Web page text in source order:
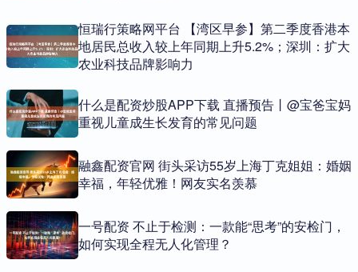
恒瑞行策略网平台 【湾区早参】第二季度香港本
地居民总收入较上年同期上升5.2%；深圳：扩大
农业科技品牌影响力
什么是配资炒股APP下载 直播预告丨@宝爸宝妈
重视儿童成生长发育的常见问题
融鑫配资官网 街头采访55岁上海丁克姐姐：婚姻
幸福，年轻优雅！网友实名羡慕
一号配资 不止于检测：一款能“思考”的安检门，
如何实现全程无人化管理？